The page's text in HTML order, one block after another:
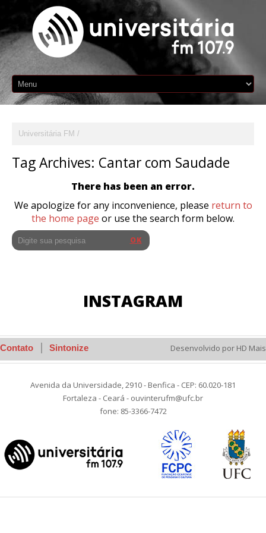
Universitária FM
Tag Archives: Cantar com Saudade
There has been an error.
We apologize for any inconvenience, please return to
the home page or use the search form below.
INSTAGRAM
Contato Sintonize Desenvolvido por HD Mais
Avenida da Universidade, 2910 - Benfica - CEP: 60.020-181
Fortaleza - Ceará - ouvinterufm@ufc.br
fone: 85-3366-7472